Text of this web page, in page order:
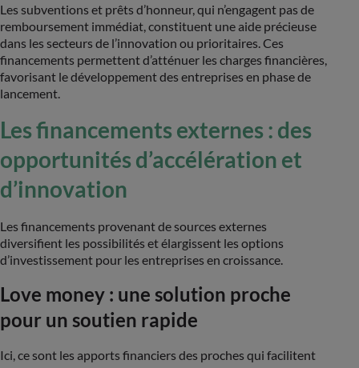
Les subventions et prêts d’honneur, qui n’engagent pas de
remboursement immédiat, constituent une aide précieuse
dans les secteurs de l’innovation ou prioritaires. Ces
financements permettent d’atténuer les charges financières,
favorisant le développement des entreprises en phase de
lancement.
Les financements externes : des
opportunités d’accélération et
d’innovation
Les financements provenant de sources externes
diversifient les possibilités et élargissent les options
d’investissement pour les entreprises en croissance.
Love money : une solution proche
pour un soutien rapide
Ici, ce sont les apports financiers des proches qui facilitent